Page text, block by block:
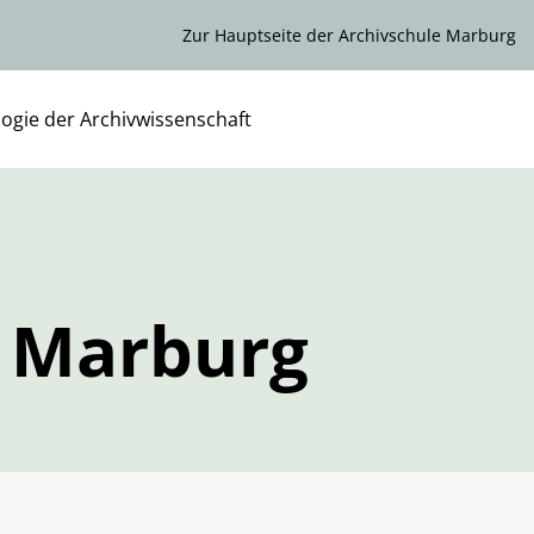
Zur Hauptseite der Archivschule Marburg
der Archivwissenschaft